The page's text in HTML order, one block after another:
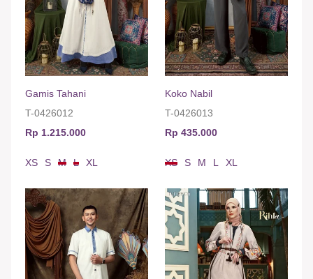
Gamis Tahani
T-0426012
Rp 1.215.000
XS S M L XL
Koko Nabil
T-0426013
Rp 435.000
XS S M L XL